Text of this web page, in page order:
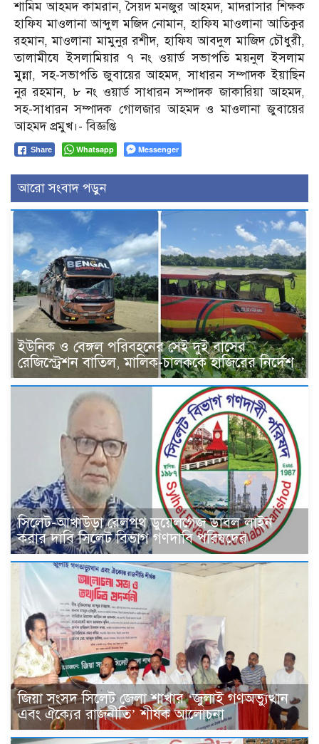
শামিম আহমদ কামরান, সৈয়দ মনজুর আহমদ, মাদরাসার শিক্ষক
হাফিয মাওলানা আব্দুল মজিদ নোমান, হাফিয মাওলানা আতিকুর
রহমান, মাওলানা মামুনুর রশীদ, হাফিয আবদুল মাজিদ চৌধুরী,
তালামীযে ইসলামিয়ার ৭ নং ওয়ার্ড সভাপতি ময়নুল ইসলাম
মুন্না, সহ-সভাপতি জুবায়ের আহমদ, সাধারন সম্পাদক ইয়াছিন
নুর রহমান, ৮ নং ওয়ার্ড সাধারন সম্পাদক জাকারিয়া আহমদ,
সহ-সাধারন সম্পাদক গোলজার আহমদ ও মাওলানা জুবায়ের
আহমদ প্রমুখ।- বিজ্ঞপ্তি
Share Whatsapp Messenger
আরো সংবাদ পড়ুন
ইউনিক ও বেঙ্গল পরিবহনের সেই দুই বাসের
রেজিস্ট্রেশন বাতিল, মালিক-চালককে হাজিরের নির্দেশ
সিলেট-আখাউড়া রেলপথ ডুয়েলগেজ ডাবল লাইন
করার দাবি সিলেট বিভাগ গণদাবি পরিষদের
জিয়া সংসদ সিলেট জেলা শাখার ‘জুলাই গণঅভ্যুত্থান
এবং ঐক্যের রাজনীতি’ শীর্ষক আলোচনা